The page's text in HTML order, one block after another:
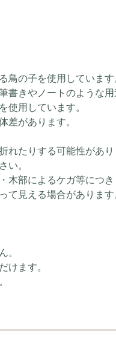
鳥の子を使用しています
書きやノートのような用
使用しています。
差があります。
れたりする可能性があり
い。
木部によるケガ等につ
て見える場合があります
。
けます。